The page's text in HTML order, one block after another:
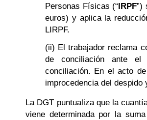
Personas Físicas (“IRPF”)
euros) y aplica la
LIRPF.
(ii) El trabajador reclama
de conciliación ante el
conciliación. En el acto
improcedencia del
La DGT puntualiza que la
viene determinada por la